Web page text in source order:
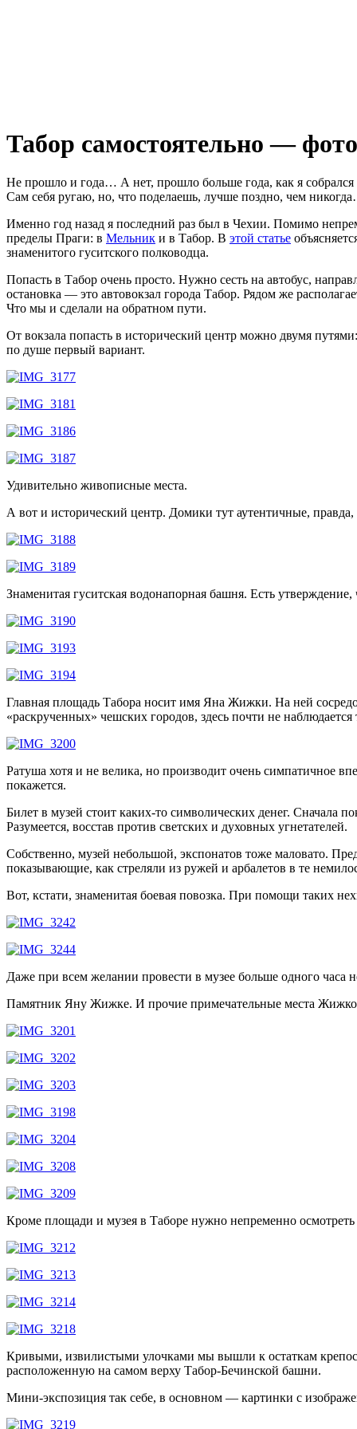
Табор самостоятельно —
Не прошло и года… А нет, прошло больше года, как я
Сам себя ругаю, но, что поделаешь, лучше поздно, чем
Именно год назад я последний раз был в Чехии. Помимо
пределы Праги: в Мельник и в Табор. В этой статье
знаменитого гуситского полководца.
Попасть в Табор очень просто. Нужно сесть на автобус,
остановка — это автовокзал города Табор. Рядом же
Что мы и сделали на обратном пути.
От вокзала попасть в исторический центр можно двумя
по душе первый вариант.
Удивительно живописные места.
А вот и исторический центр. Домики тут аутентичные,
Знаменитая гуситская водонапорная башня. Есть
Главная площадь Табора носит имя Яна Жижки. На ней
«раскрученных» чешских городов, здесь почти не
Ратуша хотя и не велика, но производит очень симпатичное
покажется.
Билет в музей стоит каких-то символических денег. Сначала
Разумеется, восстав против светских и духовных угнетателей.
Собственно, музей небольшой, экспонатов тоже маловато.
показывающие, как стреляли из ружей и арбалетов в те
Вот, кстати, знаменитая боевая повозка. При помощи таких
Даже при всем желании провести в музее больше одного часа
Памятник Яну Жижке. И прочие примечательные места
Кроме площади и музея в Таборе нужно непременно
Кривыми, извилистыми улочками мы вышли к остаткам
расположенную на самом верху Табор-Бечинской башни.
Мини-экспозиция так себе, в основном — картинки с